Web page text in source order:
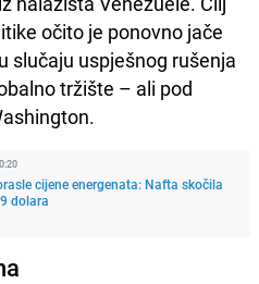
očito je ponovno jače
slučaju uspješnog rušenja
tržište – ali pod
cijene energenata: Nafta skočila
dolara